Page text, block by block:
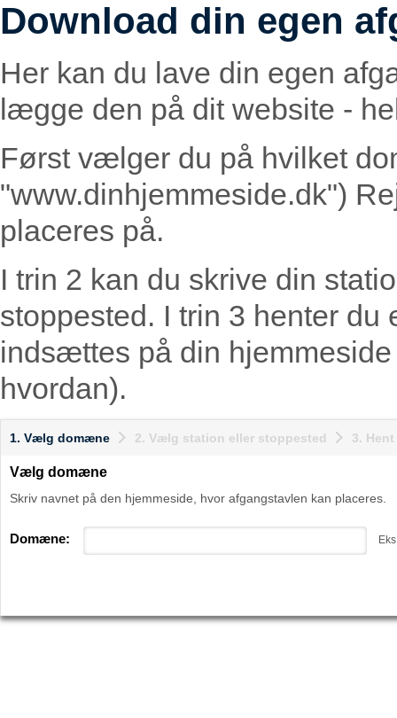
Download din egen
Her kan du lave din egen
lægge den på dit website -
Først vælger du på hvilket
"www.dinhjemmeside.dk")
placeres på.
I trin 2 kan du skrive din
stoppested. I trin 3 henter du
indsættes på din
hvordan).
1. Vælg domæne 2. Vælg station eller stoppested 3.
Vælg domæne
Skriv navnet på den hjemmeside, hvor afgangstavlen kan placeres.
Domæne: